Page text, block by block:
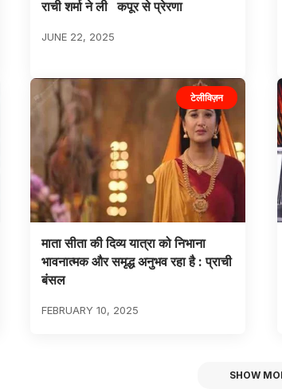
राची शर्मा ने ली कपूर से प्रेरणा
JUNE 22, 2025
टेलीविज़न
माता सीता की दिव्य यात्रा को निभाना
भावनात्मक और समृद्ध अनुभव रहा है : प्राची
बंसल
FEBRUARY 10, 2025
SHOW